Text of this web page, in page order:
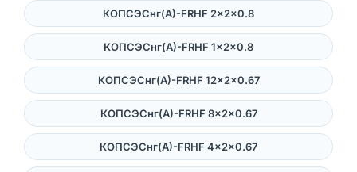
КОПСЭСнг(А)-FRHF 2×2×0.8
КОПСЭСнг(А)-FRHF 1×2×0.8
КОПСЭСнг(А)-FRHF 12×2×0.67
КОПСЭСнг(А)-FRHF 8×2×0.67
КОПСЭСнг(А)-FRHF 4×2×0.67